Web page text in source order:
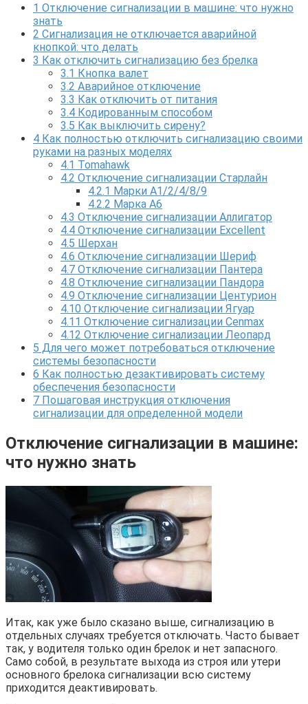
1 Отключение сигнализации в машине: что нужно
знать
2 Сигнализация не отключается аварийной
кнопкой: что делать
3 Как отключить сигнализацию без брелка
3.1 Кнопка валет
3.2 Аварийное отключение
3.3 Как отключить от питания
3.4 Кодированным способом
3.5 Как выключить сирену?
4 Как полностью отключить сигнализацию своими
руками на разных моделях
4.1 Tomahawk
4.2 Отключение сигнализации Старлайн
4.2.1 Марки А1/2/4/8/9
4.2.2 Марка А6
4.3 Отключение сигнализации Аллигатор
4.4 Отключение сигнализации Excellent
4.5 Шерхан
4.6 Отключение сигнализации Шериф
4.7 Отключение сигнализации Пантера
4.8 Отключение сигнализации Пандора
4.9 Отключение сигнализации Центурион
4.10 Отключение сигнализации Ягуар
4.11 Отключение сигнализации Cenmax
4.12 Отключение сигнализации Леопард
5 Для чего может потребоваться отключение
системы безопасности
6 Как полностью дезактивировать систему
обеспечения безопасности
7 Пошаговая инструкция отключения
сигнализации для определенной модели
Отключение сигнализации в машине:
что нужно знать
Итак, как уже было сказано выше, сигнализацию в
отдельных случаях требуется отключать. Часто бывает
так, у водителя только один брелок и нет запасного.
Само собой, в результате выхода из строя или утери
основного брелока сигнализации всю систему
приходится деактивировать.